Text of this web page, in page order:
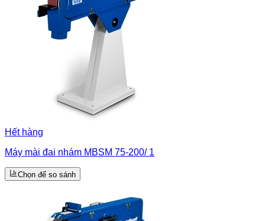
Hết hàng
Máy mài đai nhám MBSM 75-200/ 1
Chọn để so sánh